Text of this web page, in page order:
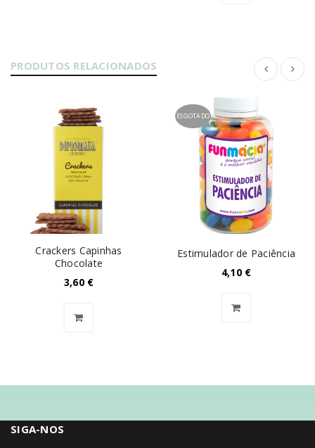
PRODUTOS RELACIONADOS
Crackers Capinhas
Chocolate
3,60 €
ESGOTADO
Estimulador de Paciência
4,10 €
SIGA-NOS